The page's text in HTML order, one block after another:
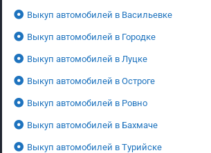
Выкуп автомобилей в Васильевке
Выкуп автомобилей в Городке
Выкуп автомобилей в Луцке
Выкуп автомобилей в Остроге
Выкуп автомобилей в Ровно
Выкуп автомобилей в Бахмаче
Выкуп автомобилей в Турийске